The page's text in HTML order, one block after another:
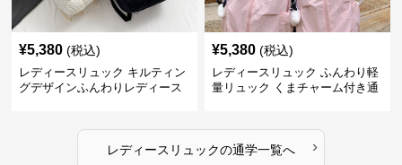
¥5,380 (税込)
レディースリュック キルティン
グデザインふんわりレディース
¥5,380 (税込)
レディースリュック ふんわり軽
量リュック くまチャーム付き通
レディースリュックの通学一覧へ ›